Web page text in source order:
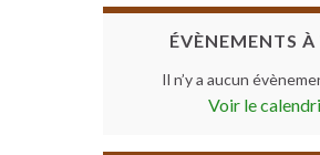
ÉVÈNEMENTS À
Il n’y a aucun
Voir le